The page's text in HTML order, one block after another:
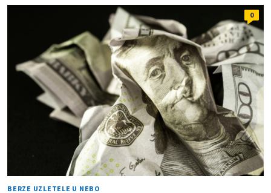
0
BERZE UZLETELE U NEBO